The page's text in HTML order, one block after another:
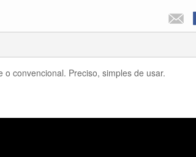
convencional. Preciso, simples de usar.